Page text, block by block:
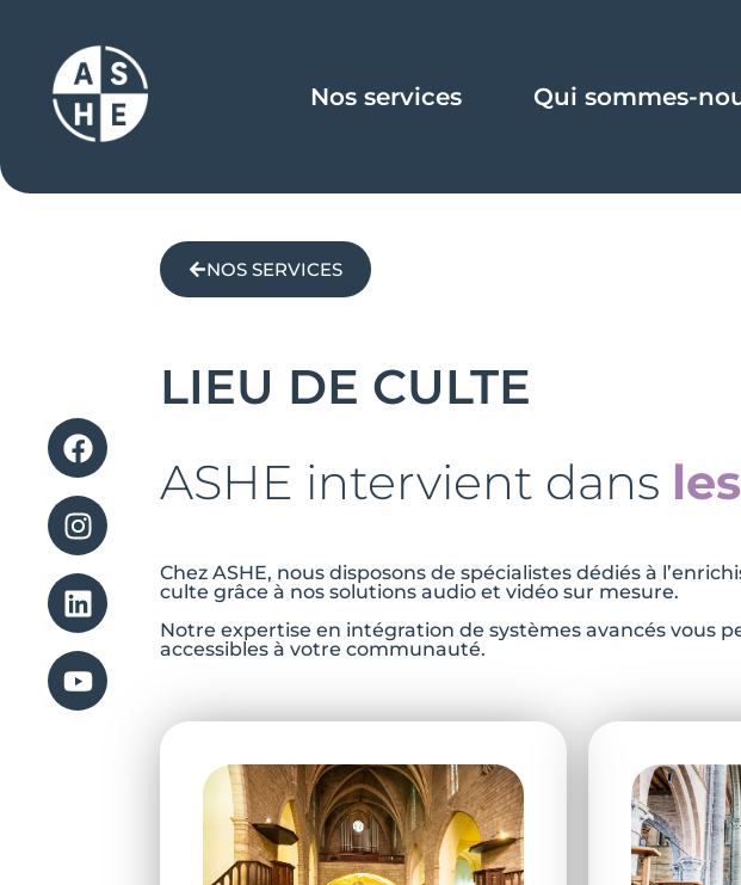
Nos services Qui sommes-
NOS SERVICES
LIEU DE CULTE
ASHE intervient dans
Chez ASHE, nous disposons de spécialistes dédiés à
culte grâce à nos solutions audio et vidéo sur mesure.
Notre expertise en intégration de systèmes avancés vous
accessibles à votre communauté.